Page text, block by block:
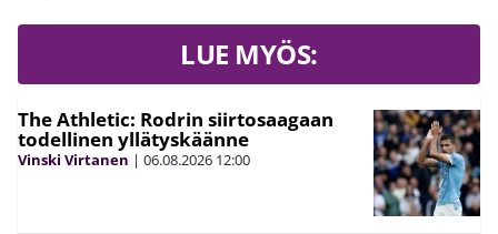
LUE MYÖS:
The Athletic: Rodrin siirtosaagaan
todellinen yllätyskäänne
Vinski Virtanen | 06.08.2026 12:00